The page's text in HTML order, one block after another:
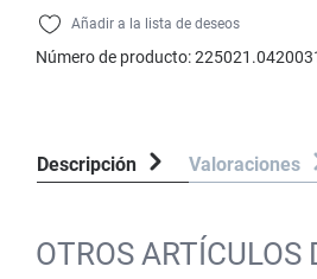
Añadir a la lista de deseos
Número de producto:
Descripción Valoraciones
OTROS ARTÍCULOS